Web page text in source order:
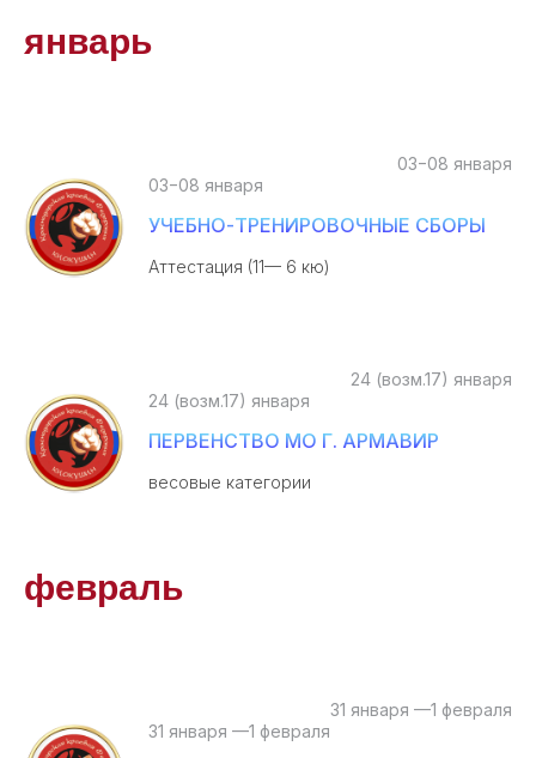
январь
03−08 января
03−08 января
УЧЕБНО-ТРЕНИРОВОЧНЫЕ СБОРЫ
Аттестация (11— 6 кю)
24 (возм.17) января
24 (возм.17) января
ПЕРВЕНСТВО МО Г. АРМАВИР
весовые категории
февраль
31 января —1 февраля
31 января —1 февраля